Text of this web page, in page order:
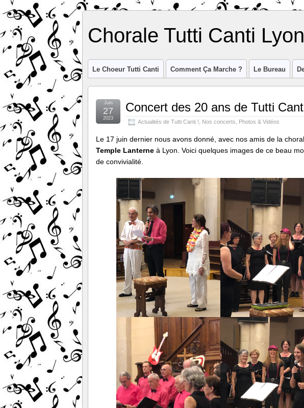
Chorale Tutti Canti Lyon
Le Choeur Tutti Canti Comment Ça Marche ? Le Bureau
Concert des 20 ans de Tutti
Actualités de Tutti Canti ! Nos concerts Photos & Vidéos
Juin
27
2023
Le 17 juin dernier nous avons donné, avec nos amis de la
Temple Lanterne à Lyon. Voici quelques images de ce beau
de convivialité.